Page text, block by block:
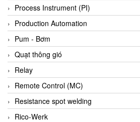
BirdX Vietnam
BK Vibro
Black Box
BlackBox Vietnam
BLAGDON PUMP
Bloom Engineering
Boneng
Bopp & Reuther Messtechnik
Process Instrument (PI)
Production Automation
Pum - Bơm
Quạt thông gió
Relay
Remote Control (MC)
Resistance spot welding
Rico-Werk